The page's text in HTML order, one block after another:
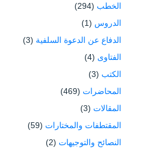
الخطب (294)
الدروس (1)
الدفاع عن الدعوة السلفية (3)
الفتاوى (4)
الكتب (3)
المحاضرات (469)
المقالات (3)
المقتطفات والمختارات (59)
النصائح والتوجيهات (2)